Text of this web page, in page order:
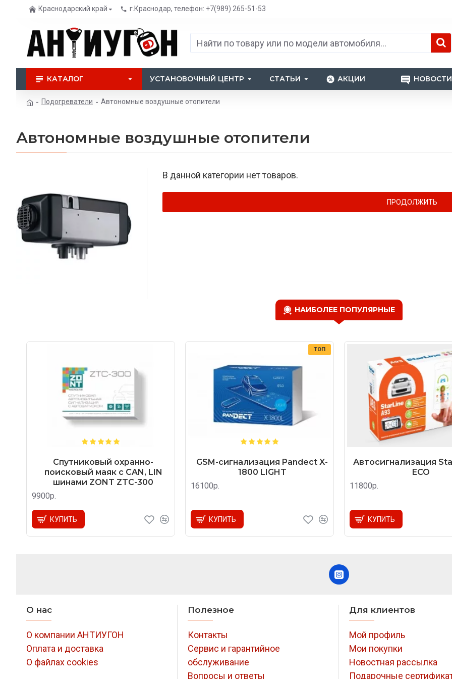
Краснодарский край г.Краснодар, телефон: +7(989) 265-51-53
КАТАЛОГ УСТАНОВОЧНЫЙ ЦЕНТР СТАТЬИ АКЦИИ НОВОСТИ
Подогреватели Автономные воздушные отопители
Автономные воздушные отопители
В данной категории нет товаров.
ПРОДОЛЖИТЬ
НАИБОЛЕЕ ПОПУЛЯРНЫЕ
Спутниковый охранно-
поисковый маяк с CAN, LIN
шинами ZONT ZTC-300
9900р.
КУПИТЬ
ТОП
GSM-сигнализация Pandect X-
1800 LIGHT
16100р.
КУПИТЬ
Автосигнализация
ECO
11800р.
КУПИТЬ
О нас
О компании АНТИУГОН
Оплата и доставка
О файлах cookies
Полезное
Контакты
Сервис и гарантийное
обслуживание
Вопросы и ответы
Для клиентов
Мой профиль
Мои покупки
Новостная рассылка
Подарочные